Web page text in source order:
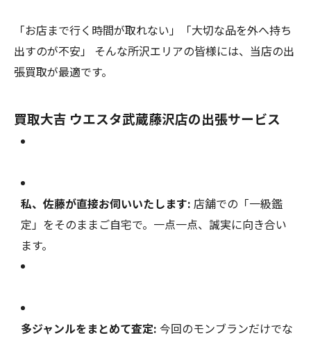
「お店まで行く時間が取れない」「大切な品を外へ持ち
出すのが不安」 そんな所沢エリアの皆様には、当店の出
張買取が最適です。
買取大吉 ウエスタ武蔵藤沢店の出張サービス
私、佐藤が直接お伺いいたします: 店舗での「一級鑑
定」をそのままご自宅で。一点一点、誠実に向き合い
ます。
多ジャンルをまとめて査定: 今回のモンブランだけでな